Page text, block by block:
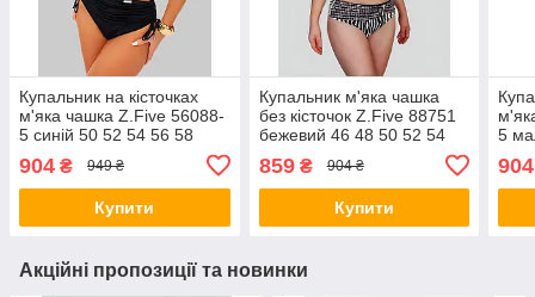
Купальник на кісточках
м'яка чашка Z.Five 56088-
5 синій 50 52 54 56 58
904 ₴ 949 ₴
Купити
Купальник м'яка чашка
без кісточок Z.Five 88751
бежевий 46 48 50 52 54
859₴ 904 ₴
Купити
5
904
Акційні пропозиції та новинки